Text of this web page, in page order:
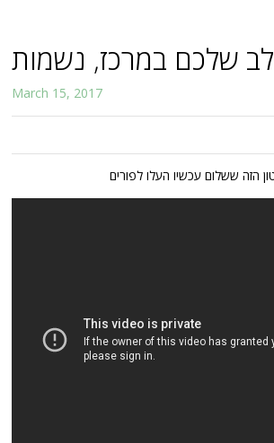
שלכם במרכז, נשמות
March 15, 2017
הזה ששלום עכשיו העלו לפורים